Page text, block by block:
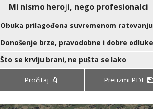
Mi nismo heroji, nego profesionalci
Obuka prilagođena suvremenom ratovanju
Donošenje brze, pravodobne i dobre odluke
Što se krvlju brani, ne pušta se lako
Pročitaj Preuzmi PDF